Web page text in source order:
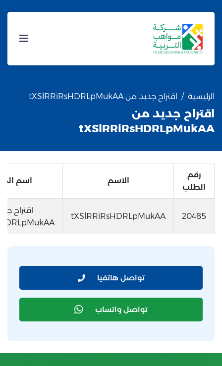
الرئيسية اقتراح جديد من tXSlRRiRsHDRLpMukAA
اقتراح جديد من
tXSlRRiRsHDRLpMukAA
رقم
الطلب
الاسم اسم
20485
tXSlRRiRsHDRLpMukAA
اقتراح
تواصل هاتفيا
تواصل واتساب